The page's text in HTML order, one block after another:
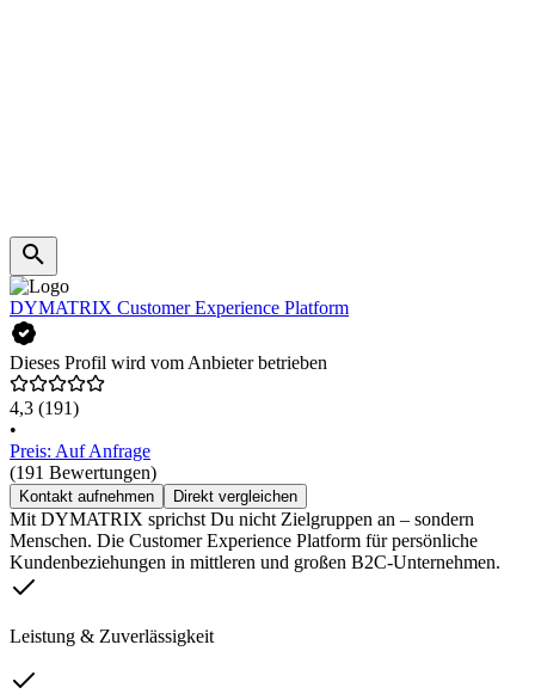
DYMATRIX Customer Experience Platform
Dieses Profil wird vom Anbieter betrieben
4,3 (191)
•
Preis: Auf Anfrage
(191 Bewertungen)
Kontakt aufnehmen Direkt vergleichen
Mit DYMATRIX sprichst Du nicht Zielgruppen an – sondern
Menschen. Die Customer Experience Platform für persönliche
Kundenbeziehungen in mittleren und großen B2C-Unternehmen.
Leistung & Zuverlässigkeit